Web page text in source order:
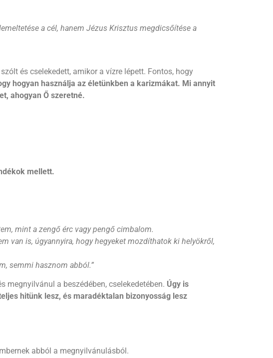
a cél, hanem Jézus Krisztus megdicsőítése a
és cselekedett, amikor a vízre lépett. Fontos, hogy
hogyan használja az életünkben a karizmákat. Mi annyit
ahogyan Ő szeretné.
mellett.
mint a zengő érc vagy pengő cimbalom.
van is, úgyannyira, hogy hegyeket mozdíthatok ki helyökről,
semmi hasznom abból.”
megnyilvánul a beszédében, cselekedetében. Úgy is
hitünk lesz, és maradéktalan bizonyosság lesz
abból a megnyilvánulásból.